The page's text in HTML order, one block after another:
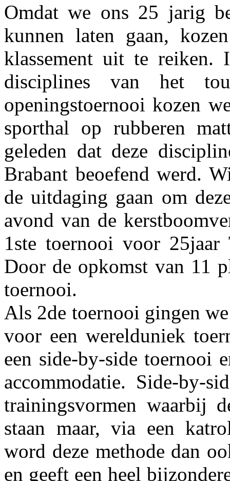
Omdat we ons 25 jarig
kunnen laten gaan,
klassement uit te reiken.
disciplines van het
openingstoernooi kozen
sporthal op rubberen
geleden dat deze
Brabant beoefend werd.
de uitdaging gaan om
avond van de
1ste toernooi voor
Door de opkomst van 11
toernooi.
Als 2de toernooi gingen
voor een werelduniek
een side-by-side toernooi
accommodatie. Side-by-
trainingsvormen waarbij
staan maar, via een
word deze methode dan
en geeft een heel